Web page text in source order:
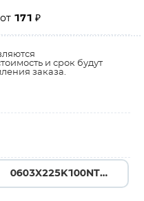
от 171 ₽
и срок будут
заказа.
0603X225K100NT →